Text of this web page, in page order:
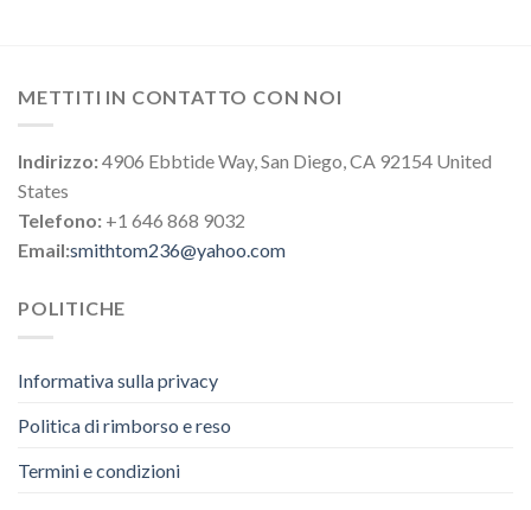
METTITI IN CONTATTO CON NOI
Indirizzo:4906 Ebbtide Way, San Diego, CA 92154 United
States
Telefono: +1 646 868 9032
Email:smithtom236@yahoo.com
POLITICHE
Informativa sulla privacy
Politica di rimborso e reso
Termini e condizioni